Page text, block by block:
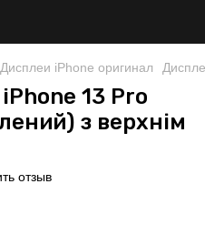
Дисплеи iPhone оригинал
13 Pro
з верхнім
отзыв